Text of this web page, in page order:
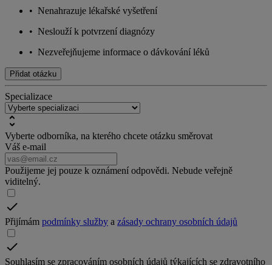
• Nenahrazuje lékařské vyšetření
• Neslouží k potvrzení diagnózy
• Nezveřejňujeme informace o dávkování léků
Přidat otázku
Specializace
Vyberte odborníka, na kterého chcete otázku směrovat
Váš e-mail
Použijeme jej pouze k oznámení odpovědi. Nebude veřejně
viditelný.
Přijímám podmínky služby a zásady ochrany osobních údajů
Souhlasím se zpracováním osobních údajů týkajících se zdravotního